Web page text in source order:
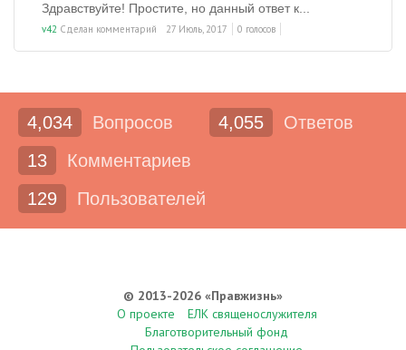
Здравствуйте! Простите, но данный ответ к...
v42 Сделан комментарий 27 Июль, 2017 0 голосов
4,034 Вопросов 4,055
Ответов
13
Комментариев
129
Пользователей
© 2013-2026 «Правжизнь»
О проекте
ЕЛК священослужителя
Благотворительный фонд